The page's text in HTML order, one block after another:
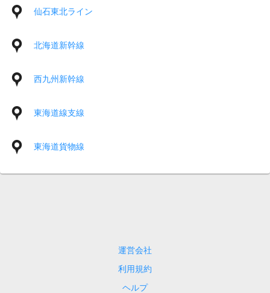
仙石東北ライン
北海道新幹線
西九州新幹線
東海道線支線
東海道貨物線
運営会社
利用規約
ヘルプ